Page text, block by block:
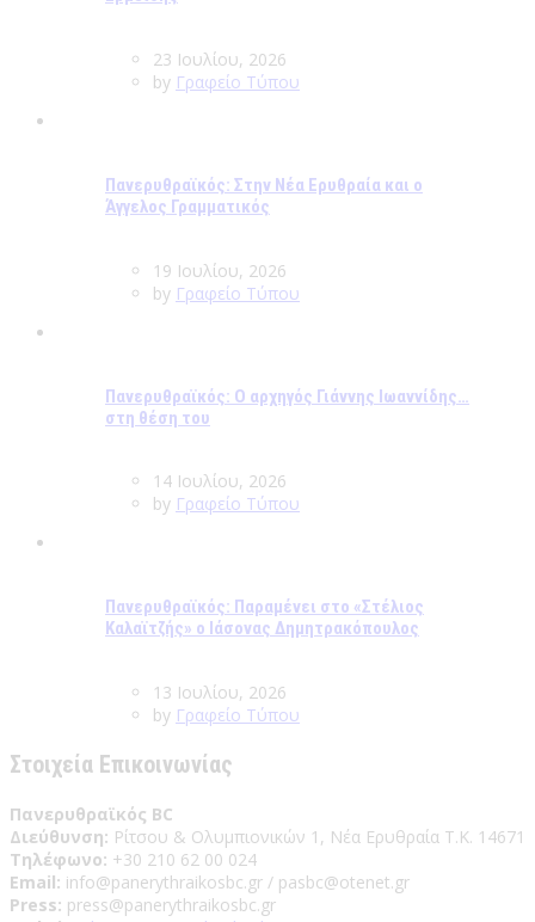
23 Ιουλίου, 2026
by Γραφείο Τύπου
Πανερυθραϊκός: Στην Νέα Ερυθραία και ο
Άγγελος Γραμματικός
19 Ιουλίου, 2026
by Γραφείο Τύπου
Πανερυθραϊκός: Ο αρχηγός Γιάννης Ιωαννίδης…
στη θέση του
14 Ιουλίου, 2026
by Γραφείο Τύπου
Πανερυθραϊκός: Παραμένει στο «Στέλιος
Καλαϊτζής» ο Ιάσονας Δημητρακόπουλος
13 Ιουλίου, 2026
by Γραφείο Τύπου
Στοιχεία Επικοινωνίας
Πανερυθραϊκός BC
Διεύθυνση: Ρίτσου & Ολυμπιονικών 1, Νέα Ερυθραία Τ.Κ. 14671
Τηλέφωνο: +30 210 62 00 024
Email: info@panerythraikosbc.gr / pasbc@otenet.gr
Press: press@panerythraikosbc.gr